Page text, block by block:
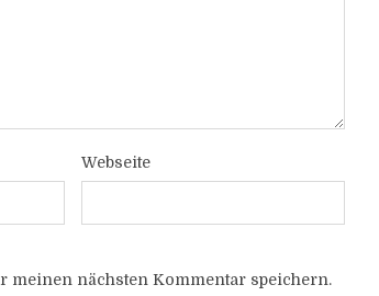
Webseite
meinen nächsten Kommentar speichern.